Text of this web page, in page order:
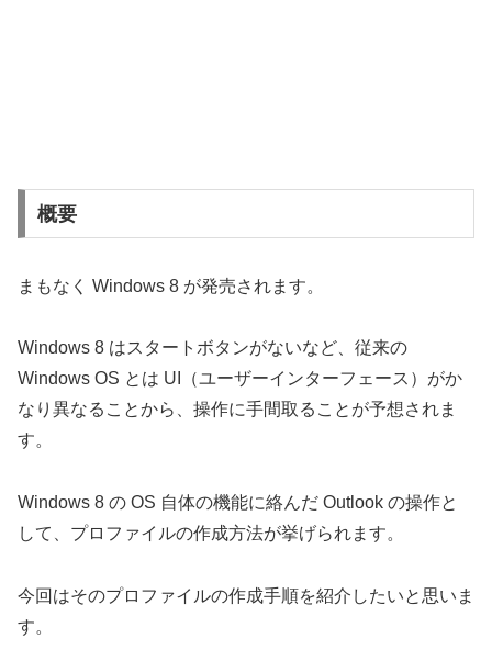
概要
まもなく Windows 8 が発売されます。
Windows 8 はスタートボタンがないなど、従来の
Windows OS とは UI（ユーザーインターフェース）がか
なり異なることから、操作に手間取ることが予想されま
す。
Windows 8 の OS 自体の機能に絡んだ Outlook の操作と
して、プロファイルの作成方法が挙げられます。
今回はそのプロファイルの作成手順を紹介したいと思いま
す。